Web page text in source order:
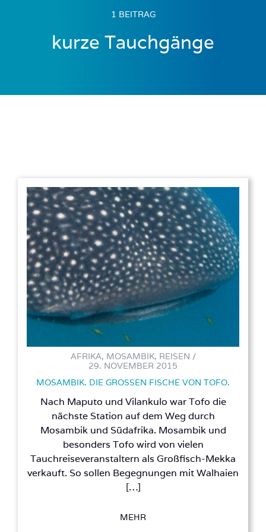
1 BEITRAG
kurze Tauchgänge
AFRIKA, MOSAMBIK, REISEN /
29. NOVEMBER 2015
MOSAMBIK. DIE GROSSEN FISCHE VON TOFO.
Nach Maputo und Vilankulo war Tofo die
nächste Station auf dem Weg durch
Mosambik und Südafrika. Mosambik und
besonders Tofo wird von vielen
Tauchreiseveranstaltern als Großfisch-Mekka
verkauft. So sollen Begegnungen mit Walhaien
[…]
MEHR